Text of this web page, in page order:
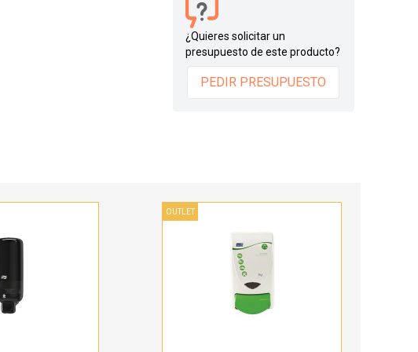
¿Quieres solicitar un
presupuesto de este producto?
PEDIR PRESUPUESTO
OUTLET